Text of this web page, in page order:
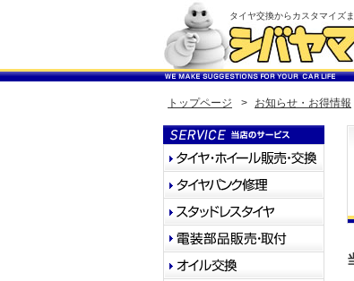
タイヤ交換からカスタマイズ
トップページ > お知らせ・お得情報